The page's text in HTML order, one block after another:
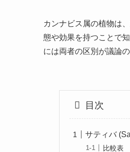
カンナビス属の植物は
態や効果を持つことで
には両者の区別が議論
目次
サティバ
比較表